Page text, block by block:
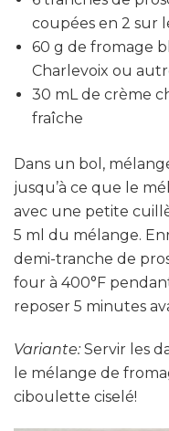
coupées en 2 sur
60 g de fromage
Charlevoix ou
30 mL de crème
fraîche
Dans un bol,
jusqu’à ce que le
avec une petite
5 ml du mélange.
demi-tranche de
four à 400°F
reposer 5 minutes
Variante: Servir les
le mélange de
ciboulette ciselé!